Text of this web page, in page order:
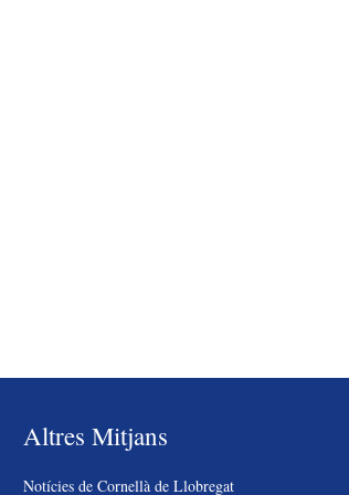
Altres Mitjans
Notícies de Cornellà de Llobregat